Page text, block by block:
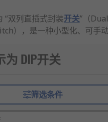
“双列直插式封装开关”（
），是一种小型化、可手
刀单掷（SPST）开关单元
可直接焊接在 PCB 电路板上，
等不同封装类型。
DIP开关
筛选条件